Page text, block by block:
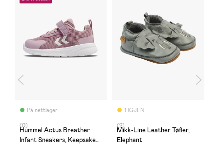
På nettlager
(0)
Hummel Actus Breather
Infant Sneakers, Keepsake
1 IGJEN
(2)
Mikk-Line Leather Tøfler,
Elephant